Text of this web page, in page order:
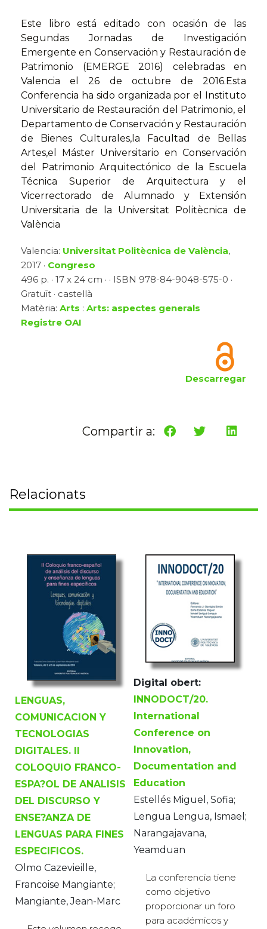
Este libro está editado con ocasión de las
Segundas Jornadas de Investigación
Emergente en Conservación y Restauración de
Patrimonio (EMERGE 2016) celebradas en
Valencia el 26 de octubre de 2016.Esta
Conferencia ha sido organizada por el Instituto
Universitario de Restauración del Patrimonio, el
Departamento de Conservación y Restauración
de Bienes Culturales,la Facultad de Bellas
Artes,el Máster Universitario en Conservación
del Patrimonio Arquitectónico de la Escuela
Técnica Superior de Arquitectura y el
Vicerrectorado de Alumnado y Extensión
Universitaria de la Universitat Politècnica de
València
Valencia: Universitat Politècnica de València,
2017 · Congreso
496 p. · 17 x 24 cm · · ISBN 978-84-9048-575-0 ·
Gratuït · castellà
Matèria: Arts : Arts: aspectes generals
Registre OAI
Descarregar
Compartir a:
Relacionats
LENGUAS,
COMUNICACION Y
TECNOLOGIAS
DIGITALES. II
COLOQUIO FRANCO-
ESPA?OL DE ANALISIS
DEL DISCURSO Y
ENSE?ANZA DE
LENGUAS PARA FINES
ESPECIFICOS.
Olmo Cazevieille,
Francoise Mangiante;
Mangiante, Jean-Marc
Digital obert:
INNODOCT/20.
International
Conference on
Innovation,
Documentation and
Education
Estellés Miguel, Sofia;
Lengua Lengua, Ismael;
Narangajavana,
Yeamduan
La conferencia tiene
como objetivo
proporcionar un foro
para académicos y